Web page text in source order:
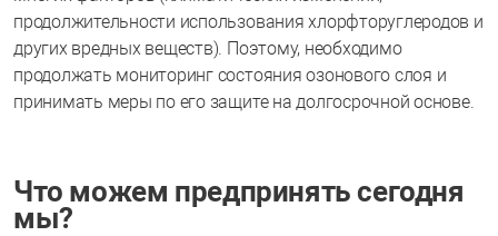
продолжительности использования хлорфторуглеродов и
других вредных веществ). Поэтому, необходимо
продолжать мониторинг состояния озонового слоя и
принимать меры по его защите на долгосрочной основе.
Что можем предпринять сегодня
мы?